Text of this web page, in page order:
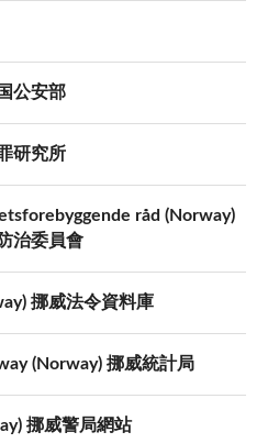
公安部
研究所
råd (Norway)
治委員會
挪威法令資料庫
(Norway) 挪威統計局
挪威警局網站